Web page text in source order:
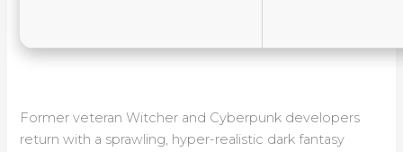
Former veteran Witcher and Cyberpunk developers
return with a sprawling, hyper-realistic dark fantasy